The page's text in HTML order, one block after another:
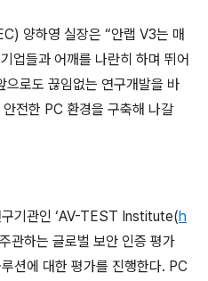
양하영 실장은 “안랩 V3는 매
업들과 어깨를 나란히 하며 뛰어
으로도 끊임없는 연구개발을 바
전한 PC 환경을 구축해 나갈
기관인 ‘AV-TEST Institute(h
관하는 글로벌 보안 인증 평가
션에 대한 평가를 진행한다. PC